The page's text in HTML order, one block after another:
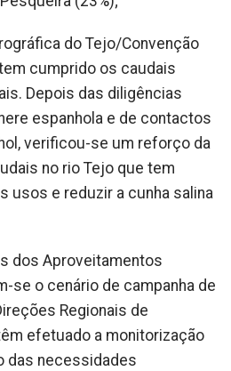
do Tejo/Convenção
cumprido os caudais
Depois das diligências
espanhola e de contactos
verificou-se um reforço da
no rio Tejo que tem
usos e reduzir a cunha salina
dos Aproveitamentos
se o cenário de campanha de
Regionais de
efetuado a monitorização
das necessidades